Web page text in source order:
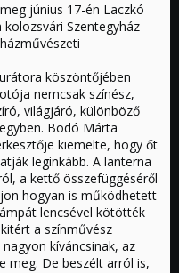
június 17-én Laczkó
Szentegyház
köszöntőjében
nemcsak színész,
világjáró, különböző
Bodó Márta
kiemelte, hogy őt
leginkább. A lanterna
a kettő összefüggéséről
hogyan is működhetett
lencsével kötötték
a színművész
kíváncsinak, az
meg. De beszélt arról is,